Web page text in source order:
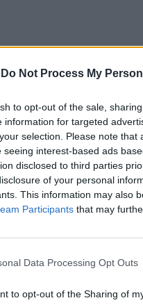
Do Not Process My
to opt-out of the sale,
information for targeted
selection. Please note
seeing interest-based ads
disclosed to third parties
of your personal
This information may also
Participants that may
Data Processing Opt Outs
to opt-out of the Sharing of